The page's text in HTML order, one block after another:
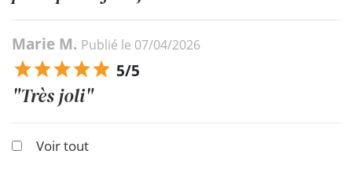
Marie M. Publié le 07/04/2026
5/5
"Très joli"
Voir tout